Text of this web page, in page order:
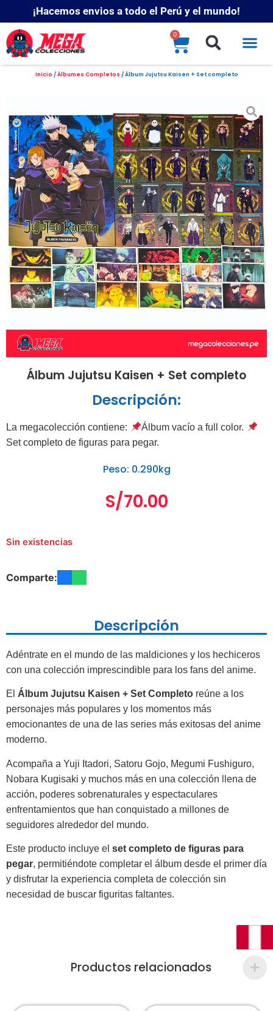
¡Hacemos envios a todo el Perú y el mundo!
0
Inicio /Álbumes Completos / Álbum Jujutsu Kaisen + Set completo
Álbum Jujutsu Kaisen + Set completo
Descripción:
La megacolección contiene:
Álbum vacío a full color.
Set completo de figuras para pegar.
Peso: 0.290kg
S/70.00
Sin existencias
Comparte:
Descripción
Adéntrate en el mundo de las maldiciones y los hechiceros
con una colección imprescindible para los fans del anime.
El Álbum Jujutsu Kaisen + Set Completo reúne a los
personajes más populares y los momentos más
emocionantes de una de las series más exitosas del anime
moderno.
Acompaña a Yuji Itadori, Satoru Gojo, Megumi Fushiguro,
Nobara Kugisaki y muchos más en una colección llena de
acción, poderes sobrenaturales y espectaculares
enfrentamientos que han conquistado a millones de
seguidores alrededor del mundo.
Este producto incluye el set completo de figuras para
pegar, permitiéndote completar el álbum desde el primer día
y disfrutar la experiencia completa de colección sin
necesidad de buscar figuritas faltantes.
Productos relacionados